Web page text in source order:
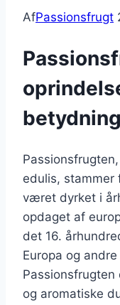
AfPassionsfrugt
betydning
edulis, stammer
været dyrket i
opdaget af
det 16.
Europa og
og aromatiske